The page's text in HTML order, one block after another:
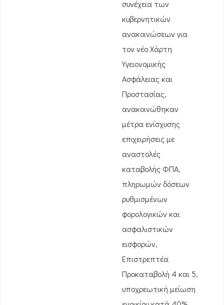
συνέχεια των
κυβερνητικών
ανακοινώσεων για
τον νέο Χάρτη
Υγειονομικής
Ασφάλειας και
Προστασίας,
ανακοινώθηκαν
μέτρα ενίσχυσης
επιχειρήσεις με
αναστολές
καταβολής ΦΠΑ,
πληρωμών δόσεων
ρυθμισμένων
φορολογικών και
ασφαλιστικών
εισφορών,
Επιστρεπτέα
Προκαταβολή 4 και 5,
υποχρεωτική μείωση